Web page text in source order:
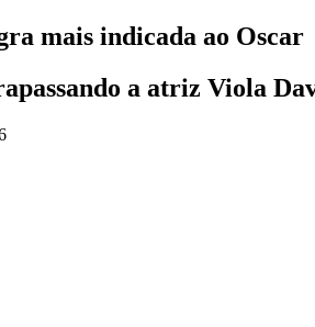
mais indicada ao Oscar
a atriz Viola